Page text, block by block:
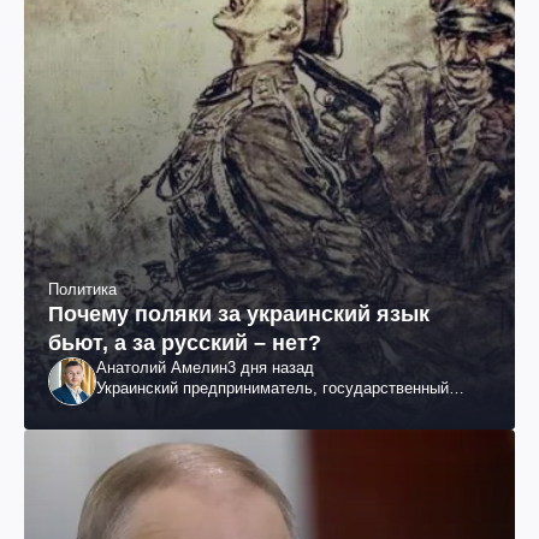
Политика
Почему поляки за украинский язык
бьют, а за русский – нет?
Анатолий Амелин3 дня назад
Украинский предприниматель, государственный